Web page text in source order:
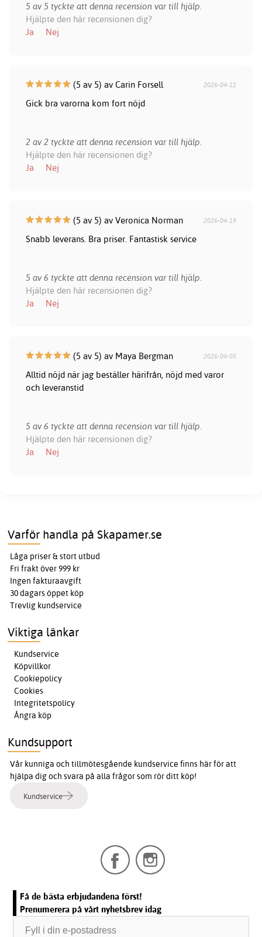
5 av 5 tyckte att denna recension var till hjälp.
Hjälpte den här recensionen dig?
Ja
Nej
(5 av 5) av Carin Forsell 2026-04-11
Gick bra varorna kom fort nöjd
2 av 2 tyckte att denna recension var till hjälp.
Hjälpte den här recensionen dig?
Ja
Nej
(5 av 5) av Veronica Norman 2026-04-19
Snabb leverans. Bra priser. Fantastisk service
5 av 6 tyckte att denna recension var till hjälp.
Hjälpte den här recensionen dig?
Ja
Nej
(5 av 5) av Maya Bergman 2026-04-05
Alltid nöjd när jag beställer härifrån, nöjd med varor
och leveranstid
5 av 6 tyckte att denna recension var till hjälp.
Hjälpte den här recensionen dig?
Ja
Nej
Varför handla på Skapamer.se
Låga priser & stort utbud
Fri frakt över 999 kr
Ingen fakturaavgift
30 dagars öppet köp
Trevlig kundservice
Viktiga länkar
Kundservice
Köpvillkor
Cookiepolicy
Cookies
Integritetspolicy
Ångra köp
Kundsupport
Vår kunniga och tillmötesgående kundservice finns här för att
hjälpa dig och svara på alla frågor som rör ditt köp!
Kundservice
Få de bästa erbjudandena först!
Prenumerera på vårt nyhetsbrev idag